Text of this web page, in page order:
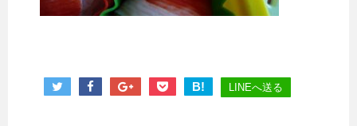
B! LINEへ送る